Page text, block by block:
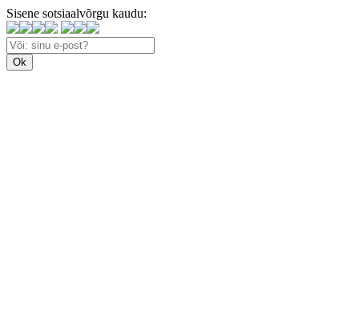
Sisene sotsiaalvõrgu kaudu: